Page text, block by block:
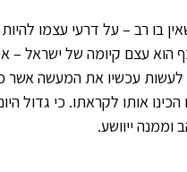
בו רב – על דרעי עצמו
הוא עצם קיומה של ישראל –
לעשות עכשיו את המעשה אשר
הכינו אותו לקראתו. כי גדול
וממנה ייוושע.